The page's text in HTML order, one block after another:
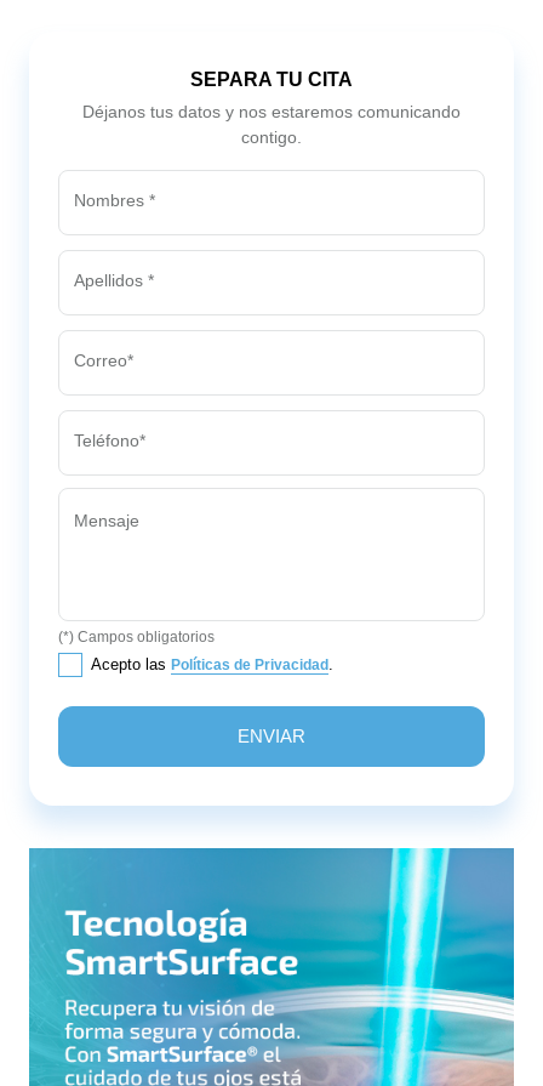
SEPARA TU CITA
Déjanos tus datos y nos estaremos comunicando
contigo.
Nombres *
Apellidos *
Correo*
Teléfono*
Mensaje
(*) Campos obligatorios
Acepto las Políticas de Privacidad .